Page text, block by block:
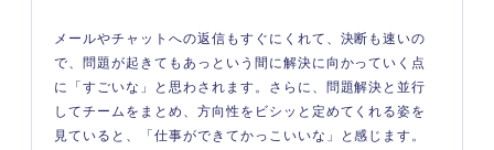
メールやチャットへの返信もすぐにくれて、決断も速いの
で、問題が起きてもあっという間に解決に向かっていく点
に「すごいな」と思わされます。さらに、問題解決と並行
してチームをまとめ、方向性をビシッと定めてくれる姿を
見ていると、「仕事ができてかっこいいな」と感じます。